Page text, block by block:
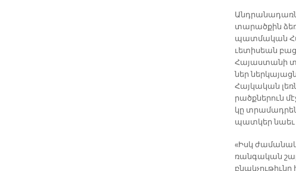
տա­րած­քին
պատմական
ւե­տի­սեա­ն
Հա­յաս­տա­նի
ներ
Հայ­կա­կան
րածք­նե­րուն
կը
պատ­կեր նաեւ
«Իսկ
ռան­գա­կան